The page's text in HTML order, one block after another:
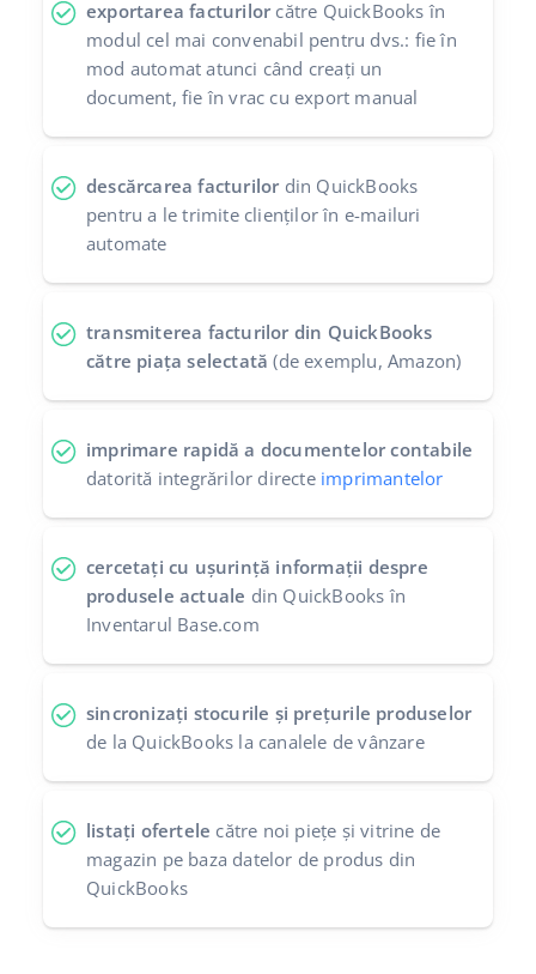
exportarea facturilor către QuickBooks în
modul cel mai convenabil pentru dvs.: fie în
mod automat atunci când creați un
document, fie în vrac cu export manual
descărcarea facturilor din QuickBooks
pentru a le trimite clienților în e-mailuri
automate
transmiterea facturilor din QuickBooks
către piața selectată (de exemplu, Amazon)
imprimare rapidă a documentelor contabile
datorită integrărilor directe imprimantelor
cercetați cu ușurință informații despre
produsele actuale din QuickBooks în
Inventarul Base.com
sincronizați stocurile și prețurile produselor
de la QuickBooks la canalele de vânzare
listați ofertele către noi piețe și vitrine de
magazin pe baza datelor de produs din
QuickBooks